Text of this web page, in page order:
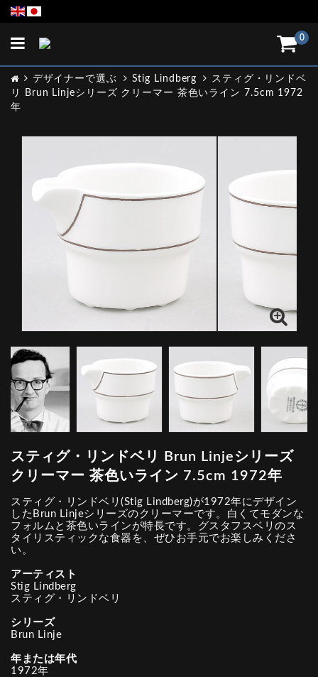
0
Toggle
デザイナーで選ぶ Stig Lindberg
スティグ・リンドベ
リ Brun Linjeシリーズ クリーマー 茶色いライン 7.5cm 1972
年
スティグ・リンドベリ Brun Linjeシリーズ
クリーマー 茶色いライン 7.5cm 1972年
スティグ・リンドベリ(Stig Lindberg)が1972年にデザイン
したBrun Linjeシリーズのクリーマーです。白くてモダンな
フォルムと茶色いラインが特長です。グスタフスベリのス
タイリスティックな食器を、ぜひお手元でお楽しみくださ
い。
アーティスト
Stig Lindberg
スティグ・リンドベリ
シリーズ
Brun Linje
年または年代
1972年